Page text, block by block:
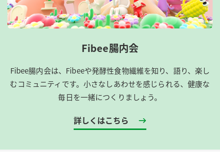
Fibee腸内会
Fibee腸内会は、​Fibeeや発酵性食物繊維を知り、語り、楽し
むコミュニティです。​小さなしあわせを感じられる、健康な
毎日を一緒につくりましょう。
詳しくはこちら